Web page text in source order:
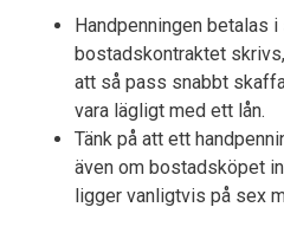
Handpenningen betalas
bostadskontraktet
att så pass snabbt
vara lägligt med ett lån.
Tänk på att ett
även om bostadsköpet
ligger vanligtvis på sex